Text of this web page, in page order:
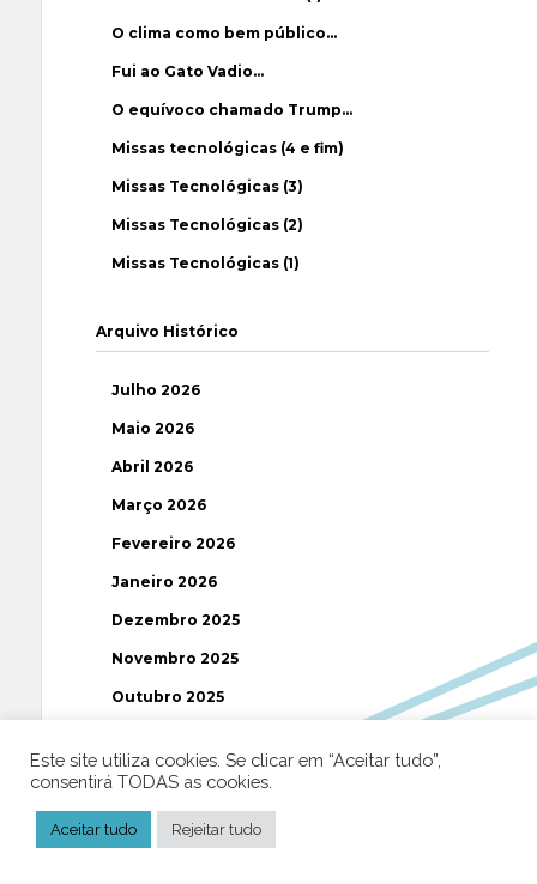
O clima como bem público…
Fui ao Gato Vadio…
O equívoco chamado Trump…
Missas tecnológicas (4 e fim)
Missas Tecnológicas (3)
Missas Tecnológicas (2)
Missas Tecnológicas (1)
Arquivo Histórico
Julho 2026
Maio 2026
Abril 2026
Março 2026
Fevereiro 2026
Janeiro 2026
Dezembro 2025
Novembro 2025
Outubro 2025
Agosto 2025
Julho 2025
Junho 2025
Este site utiliza cookies. Se clicar em “Aceitar tudo”,
consentirá TODAS as cookies.
Aceitar tudo Rejeitar tudo